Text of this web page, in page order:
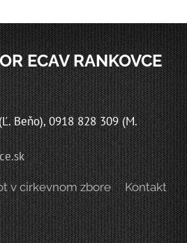
ECAV RANKOVCE
Beňo), 0918 828 309 (M.
v cirkevnom zbore Kontakt